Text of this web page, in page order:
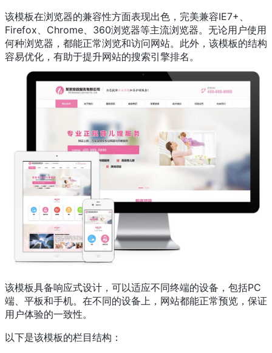
该模板在浏览器的兼容性方面表现出色，完美兼容IE7+、
Firefox、Chrome、360浏览器等主流浏览器。无论用户使用
何种浏览器，都能正常浏览和访问网站。此外，该模板的结构
容易优化，有助于提升网站的搜索引擎排名。
该模板具备响应式设计，可以适应不同终端的设备，包括PC
端、平板和手机。在不同的设备上，网站都能正常预览，保证
用户体验的一致性。
以下是该模板的栏目结构：